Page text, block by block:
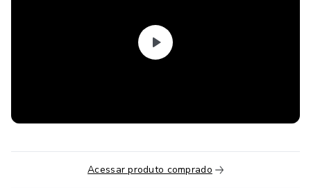
presentes que universo pode lhe oferecer.
de resultados. Os resultados dependem do seu trabalho
Acessar produto comprado